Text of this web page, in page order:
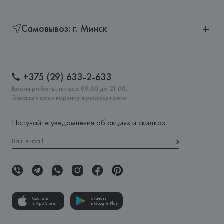
Самовывоз: г. Минск
+375 (29) 633-2-633
Время работы: пн-вс с 09:00 до 21:00,
Заказы через корзину круглосуточно
Получайте уведомления об акциях и скидках:
Скачать
в App Store
Скачать
в Google Play